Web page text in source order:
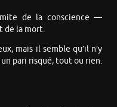
de la conscience —
de la mort.
mais il semble qu’il n’y
pari risqué, tout ou rien.